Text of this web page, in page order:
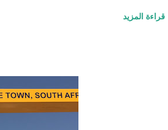
،
قراءة المزيد